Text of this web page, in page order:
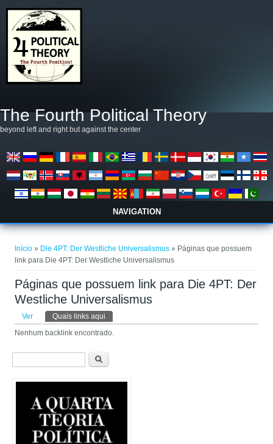
The Fourth Political Theory
beyond left and right but against the center
NAVIGATION
Início » Die 4PT: Der Westliche Universalismus » Páginas que possuem
link para Die 4PT: Der Westliche Universalismus
Páginas que possuem link para Die 4PT: Der
Westliche Universalismus
Abas primárias
Ver Quais links aqui
Nenhum backlink encontrado.
Formulário de busca